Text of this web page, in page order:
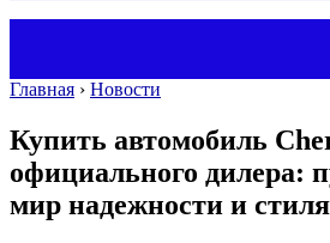
Главная › Новости
Купить автомобиль
официального дилера:
мир надежности и стиля